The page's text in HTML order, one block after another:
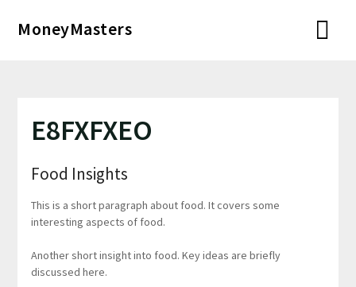
MoneyMasters
E8FXFXEO
Food Insights
This is a short paragraph about food. It covers some
interesting aspects of food.
Another short insight into food. Key ideas are briefly
discussed here.